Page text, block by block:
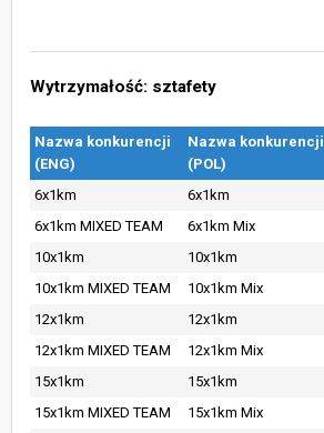
Wytrzymałość: sztafety
Nazwa konkurencji
(ENG)
Nazwa konkurencji
(POL)
6x1km
6x1km
6x1km MIXED TEAM
6x1km Mix
10x1km
10x1km
10x1km MIXED TEAM
10x1km Mix
12x1km
12x1km
12x1km MIXED TEAM
12x1km Mix
15x1km
15x1km
15x1km MIXED TEAM
15x1km Mix